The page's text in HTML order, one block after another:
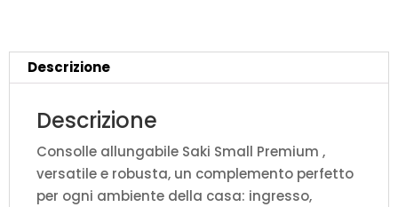
quantità
Descrizione
Descrizione
Consolle allungabile Saki Small Premium ,
versatile e robusta, un complemento perfetto
per ogni ambiente della casa: ingresso,